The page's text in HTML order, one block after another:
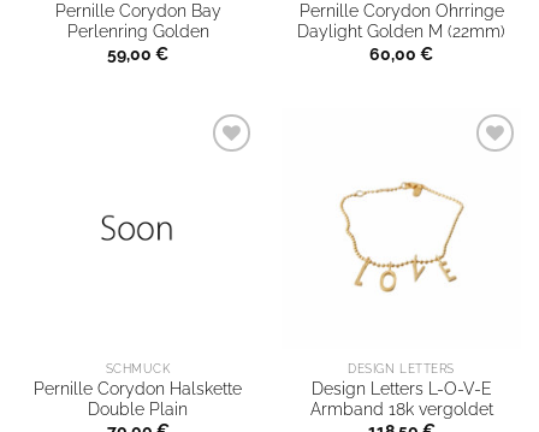
Pernille Corydon Bay
Perlenring Golden
59,00 €
Pernille Corydon Ohrringe
Daylight Golden M (22mm)
60,00 €
SCHMUCK
Pernille Corydon Halskette
Double Plain
DESIGN LETTERS
Design Letters L-O-V-E
Armband 18k vergoldet